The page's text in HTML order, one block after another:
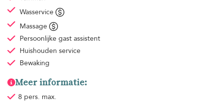
Wasservice
Massage
Persoonlijke gast assistent
Huishouden service
Bewaking
Meer informatie:
8 pers. max.